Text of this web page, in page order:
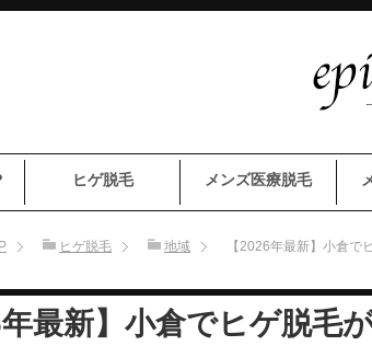
ヒゲ脱毛 メンズ医療脱毛
ヒゲ脱毛 地域 【2026年最新】小倉
年最新】小倉でヒゲ脱毛